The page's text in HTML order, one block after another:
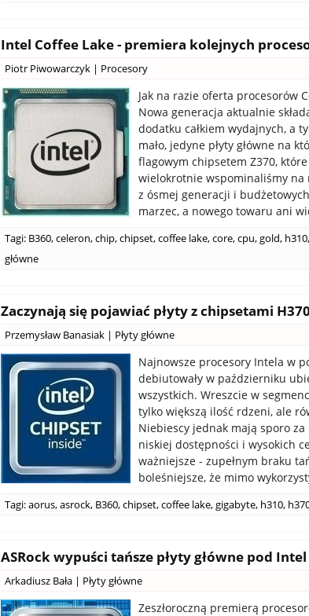
Intel Coffee Lake - premiera kolejnych
Piotr Piwowarczyk | Procesory
Jak na razie oferta procesorów
Nowa generacja aktualnie
dodatku całkiem wydajnych, a
mało, jedyne płyty główne na
flagowym chipsetem Z370,
wielokrotnie wspominaliśmy na
z ósmej generacji i
marzec, a nowego towaru ani
Tagi: B360,celeron,chip,chipset,coffee lake,core,cpu,gold, h310,
główne
Zaczynają się pojawiać płyty z chipsetami
Przemysław Banasiak | Płyty główne
Najnowsze procesory Intela w
debiutowały w październiku
wszystkich. Wreszcie w
tylko większą ilość rdzeni, ale
Niebiescy jednak mają sporo
niskiej dostępności i wysokich
ważniejsze - zupełnym braku
boleśniejsze, że mimo
Tagi:aorus,asrock, B360,chipset,coffee lake,gigabyte, h310,
ASRock wypuści tańsze płyty główne pod
Arkadiusz Bała | Płyty główne
Zeszłoroczną premierą